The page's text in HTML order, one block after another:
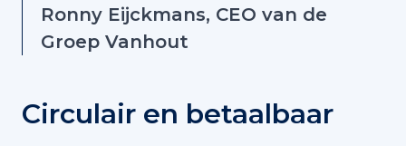
Ronny Eijckmans, CEO van de
Groep Vanhout
Circulair en betaalbaar